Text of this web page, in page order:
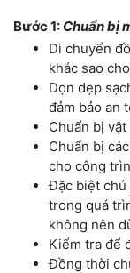
Bước 1: Chuẩn bị
Di chuyển
khác sao
Dọn dẹp
đảm bảo an
Chuẩn bị
Chuẩn bị
cho công
Đặc biệt chú
trong quá
không nên
Kiểm tra để
Đồng thời